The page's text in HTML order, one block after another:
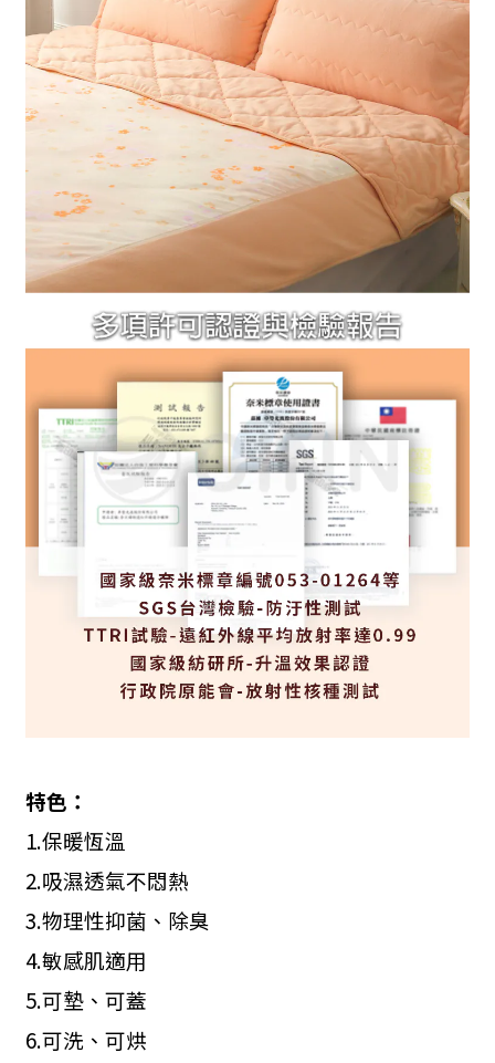
特色：
1.保暖恆溫
2.吸濕透氣不悶熱
3.物理性抑菌、除臭
4.敏感肌適用
5.可墊、可蓋
6.可洗、可烘